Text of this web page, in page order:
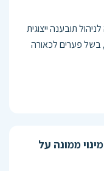
תובענה ייצוגית
פערים לכאורה
ממונה על